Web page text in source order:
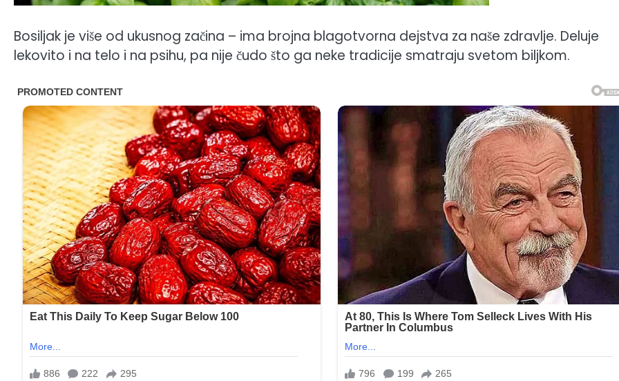
Bosiljak je više od ukusnog začina – ima brojna blagotvorna dejstva za naše zdravlje. Deluje
lekovito i na telo i na psihu, pa nije čudo što ga neke tradicije smatraju svetom biljkom.